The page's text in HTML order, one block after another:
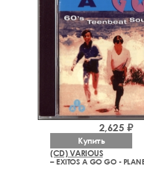
(CD) VARIOUS
2,625 ₽
Купить